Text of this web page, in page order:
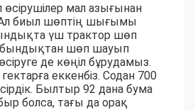
мал азығынан
Ал биыл шөптің шығымы
үш трактор шөп
шөп шауып
де көңіл бұрудамыз.
еккенбіз. Содан 700
Былтыр 92 дана бума
болса, тағы да орақ